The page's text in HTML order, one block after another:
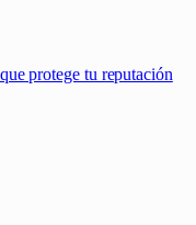
protege tu reputación